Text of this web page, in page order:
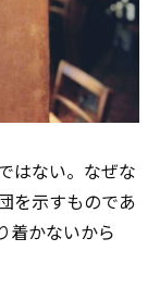
はない。なぜな
を示すものであ
着かないから